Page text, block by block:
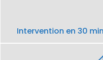
Intervention en 30